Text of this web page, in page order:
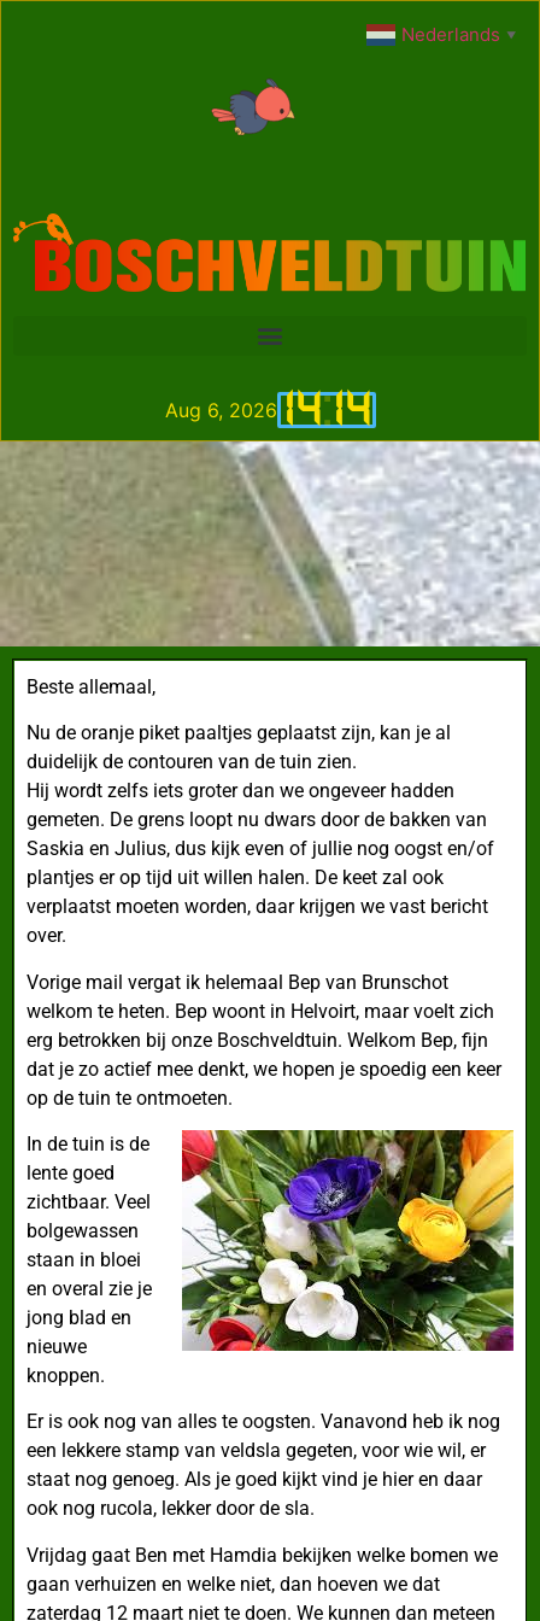
14:14
Aug 6, 2026
Beste allemaal,
Nu de oranje piket paaltjes geplaatst zijn, kan je al
duidelijk de contouren van de tuin zien.
Hij wordt zelfs iets groter dan we ongeveer hadden
gemeten. De grens loopt nu dwars door de bakken van
Saskia en Julius, dus kijk even of jullie nog oogst en/of
plantjes er op tijd uit willen halen. De keet zal ook
verplaatst moeten worden, daar krijgen we vast bericht
over.
Vorige mail vergat ik helemaal Bep van Brunschot
welkom te heten. Bep woont in Helvoirt, maar voelt zich
erg betrokken bij onze Boschveldtuin. Welkom Bep, fijn
dat je zo actief mee denkt, we hopen je spoedig een keer
op de tuin te ontmoeten.
In de tuin is de
lente goed
zichtbaar. Veel
bolgewassen
staan in bloei
en overal zie je
jong blad en
nieuwe
knoppen.
Er is ook nog van alles te oogsten. Vanavond heb ik nog
een lekkere stamp van veldsla gegeten, voor wie wil, er
staat nog genoeg. Als je goed kijkt vind je hier en daar
ook nog rucola, lekker door de sla.
Vrijdag gaat Ben met Hamdia bekijken welke bomen we
gaan verhuizen en welke niet, dan hoeven we dat
zaterdag 12 maart niet te doen. We kunnen dan meteen
Nederlands ▼